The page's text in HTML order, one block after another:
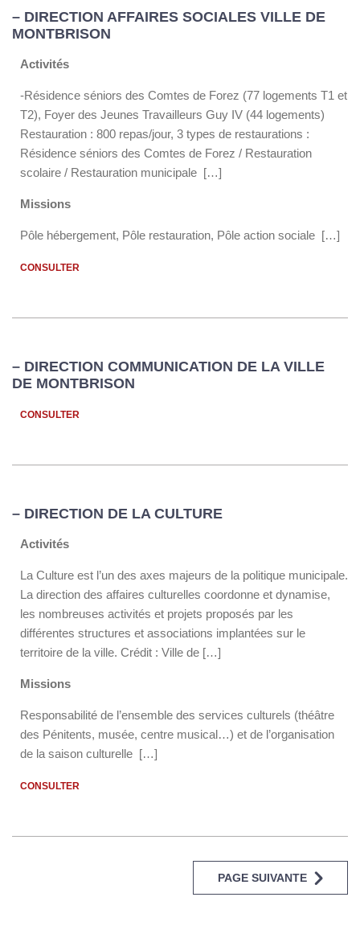
– DIRECTION AFFAIRES SOCIALES VILLE DE
MONTBRISON
Activités
-Résidence séniors des Comtes de Forez (77 logements T1 et
T2), Foyer des Jeunes Travailleurs Guy IV (44 logements)
Restauration : 800 repas/jour, 3 types de restaurations :
Résidence séniors des Comtes de Forez / Restauration
scolaire / Restauration municipale […]
Missions
Pôle hébergement, Pôle restauration, Pôle action sociale […]
CONSULTER
– DIRECTION COMMUNICATION DE LA VILLE
DE MONTBRISON
CONSULTER
– DIRECTION DE LA CULTURE
Activités
La Culture est l’un des axes majeurs de la politique municipale.
La direction des affaires culturelles coordonne et dynamise,
les nombreuses activités et projets proposés par les
différentes structures et associations implantées sur le
territoire de la ville. Crédit : Ville de […]
Missions
Responsabilité de l’ensemble des services culturels (théâtre
des Pénitents, musée, centre musical…) et de l’organisation
de la saison culturelle […]
CONSULTER
PAGE SUIVANTE